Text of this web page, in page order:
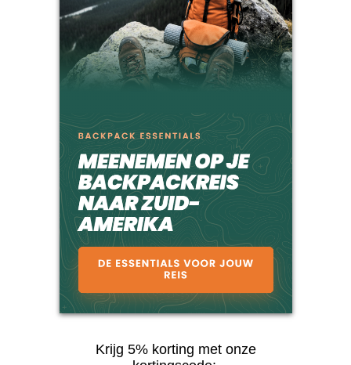
Krijg 5% korting met onze